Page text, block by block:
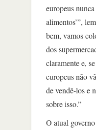
europeus
alimentos’”,
bem, vamos
dos
claramente e,
europeus não
de vendê-los e
sobre isso.”
O atual